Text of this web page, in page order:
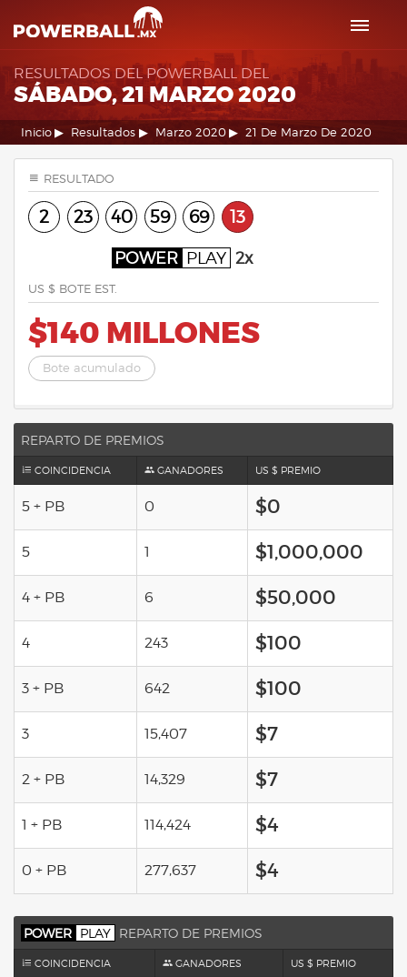
RESULTADOS DEL POWERBALL DEL
SÁBADO, 21 MARZO 2020
Inicio Resultados Marzo 2020 21 De Marzo De 2020
RESULTADO
2 23 40 59 69 13
POWER PLAY 2x
US $ BOTE EST.
$140 MILLONES
Bote acumulado
REPARTO DE PREMIOS
COINCIDENCIA GANADORES US $ PREMIO
5 + PB 0 $0
5 1 $1,000,000
4 + PB 6 $50,000
4 243 $100
3 + PB 642 $100
3 15,407 $7
2 + PB 14,329 $7
1 + PB 114,424 $4
0 + PB 277,637 $4
POWER PLAY REPARTO DE PREMIOS
COINCIDENCIA GANADORES US $ PREMIO